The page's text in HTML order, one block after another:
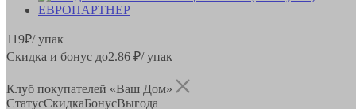
119₽/ упак
Скидка и бонус до2.86 ₽/ упак
Клуб покупателей «Ваш Дом»
СтатусСкидкаБонусВыгода